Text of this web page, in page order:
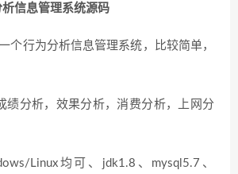
信息管理系统源码
个行为分析信息管理系统，比较简单，
绩分析，效果分析，消费分析，上网分
Linux均可、jdk1.8、mysql5.7、